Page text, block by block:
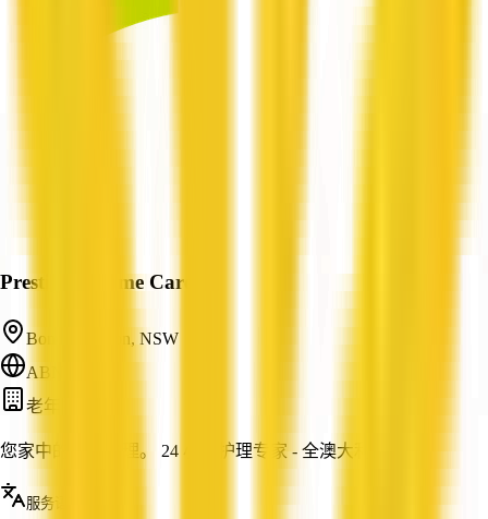
Prestige Inhome Care
Bondi Junction, NSW
ABN: —
老年护理
您家中的私人护理。 24 小时护理专家 - 全澳大利亚
服务语言